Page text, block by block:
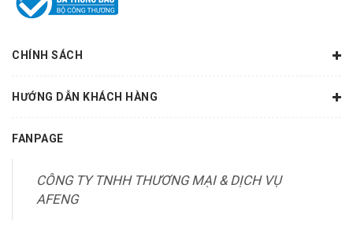
CHÍNH SÁCH
HƯỚNG DẪN KHÁCH HÀNG
FANPAGE
CÔNG TY TNHH THƯƠNG MẠI & DỊCH VỤ
AFENG